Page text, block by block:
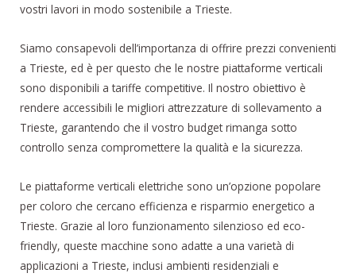
vostri lavori in modo sostenibile a Trieste.
Siamo consapevoli dell’importanza di offrire prezzi convenienti
a Trieste, ed è per questo che le nostre piattaforme verticali
sono disponibili a tariffe competitive. Il nostro obiettivo è
rendere accessibili le migliori attrezzature di sollevamento a
Trieste, garantendo che il vostro budget rimanga sotto
controllo senza compromettere la qualità e la sicurezza.
Le piattaforme verticali elettriche sono un’opzione popolare
per coloro che cercano efficienza e risparmio energetico a
Trieste. Grazie al loro funzionamento silenzioso ed eco-
friendly, queste macchine sono adatte a una varietà di
applicazioni a Trieste, inclusi ambienti residenziali e